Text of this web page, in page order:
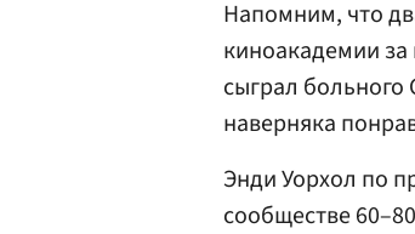
Напомним, что
киноакадемии за
сыграл
наверняка
Энди Уорхол по
сообществе